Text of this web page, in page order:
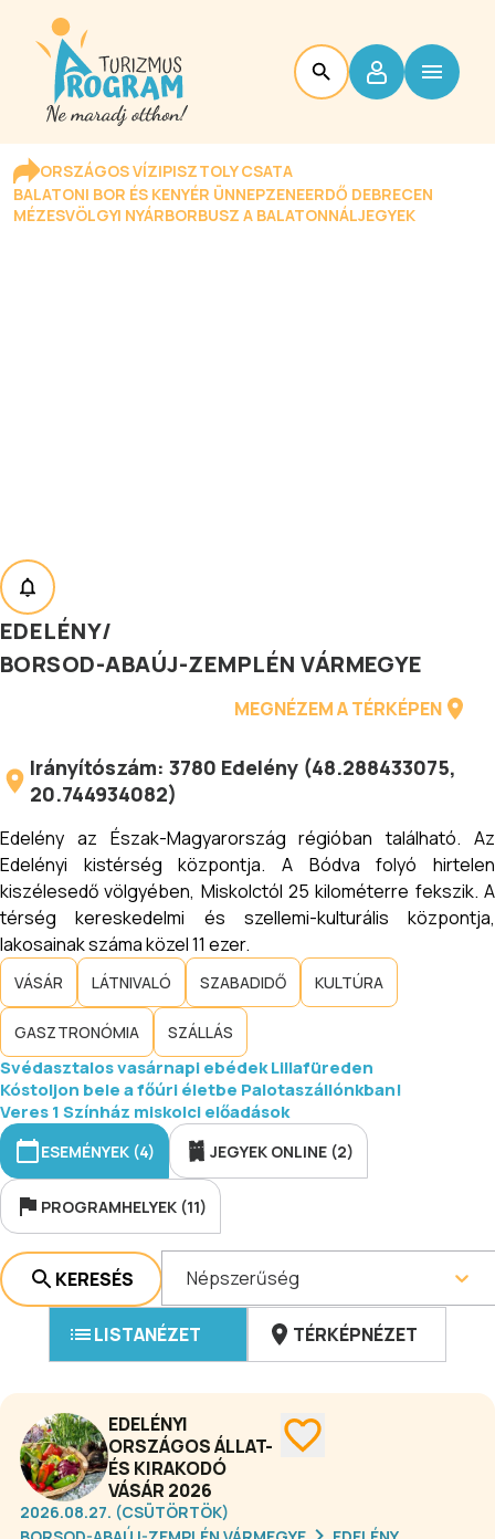
ORSZÁGOS VÍZIPISZTOLY CSATA
BALATONI BOR ÉS KENYÉR ÜNNEPZENEERDŐ DEBRECEN
MÉZESVÖLGYI NYÁRBORBUSZ A BALATONNÁLJEGYEK
EDELÉNY/
BORSOD-ABAÚJ-ZEMPLÉN VÁRMEGYE
MEGNÉZEM A TÉRKÉPEN
Irányítószám: 3780 Edelény (48.288433075,
20.744934082)
Edelény az Észak-Magyarország régióban található. Az
Edelényi kistérség központja. A Bódva folyó hirtelen
kiszélesedő völgyében, Miskolctól 25 kilométerre fekszik. A
térség kereskedelmi és szellemi-kulturális központja,
lakosainak száma közel 11 ezer.
VÁSÁR LÁTNIVALÓ SZABADIDŐ KULTÚRA
GASZTRONÓMIA SZÁLLÁS
Svédasztalos vasárnapi ebédek Lillafüreden
Kóstoljon bele a főúri életbe Palotaszállónkban!
Veres 1 Színház miskolci előadások
ESEMÉNYEK (4) JEGYEK ONLINE (2)
PROGRAMHELYEK (11)
KERESÉS Népszerűség
LISTANÉZET TÉRKÉPNÉZET
EDELÉNYI
ORSZÁGOS ÁLLAT-
ÉS KIRAKODÓ
VÁSÁR 2026
2026.08.27. (CSÜTÖRTÖK)